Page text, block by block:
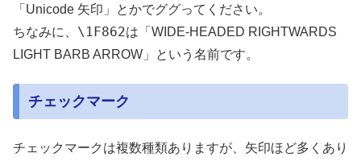
「Unicode 矢印」とかでググってください。
ちなみに、 \1F862は「WIDE-HEADED RIGHTWARDS
LIGHT BARB ARROW」という名前です。
チェックマーク
チェックマークは複数種類ありますが、矢印ほど多くあり